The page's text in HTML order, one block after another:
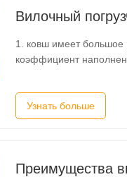
Вилочный
1. ковш имеет большое
коэффициент
потребителей.
Узнать больше
Преимущества